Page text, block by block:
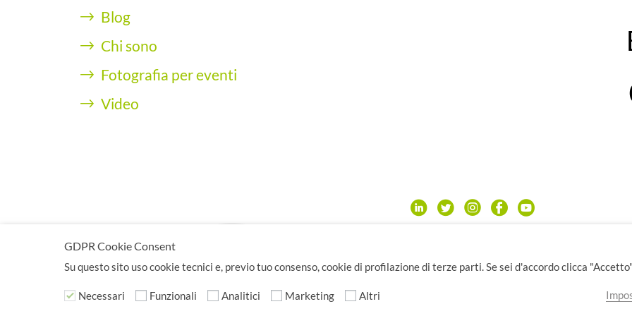
Blog
Chi sono
Fotografia per eventi
Video
Claudio Gagliardini - Via Carnevali 28 - 26100 Cremona, ITALY - P.IVA
Privacy Policy
Cookie Policy
GDPR Cookie Consent
Su questo sito uso cookie tecnici e, previo tuo consenso, cookie di profilazione di terze parti. Se sei d'accordo clicca
Necessari Funzionali Analitici Marketing Altri